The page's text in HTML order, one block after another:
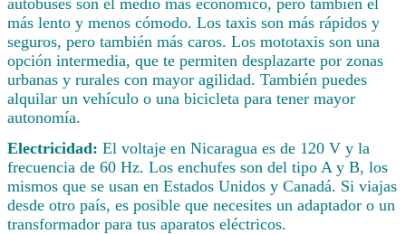
autobuses son el medio más económico, pero también el
más lento y menos cómodo. Los taxis son más rápidos y
seguros, pero también más caros. Los mototaxis son una
opción intermedia, que te permiten desplazarte por zonas
urbanas y rurales con mayor agilidad. También puedes
alquilar un vehículo o una bicicleta para tener mayor
autonomía.
Electricidad: El voltaje en Nicaragua es de 120 V y la
frecuencia de 60 Hz. Los enchufes son del tipo A y B, los
mismos que se usan en Estados Unidos y Canadá. Si viajas
desde otro país, es posible que necesites un adaptador o un
transformador para tus aparatos eléctricos.